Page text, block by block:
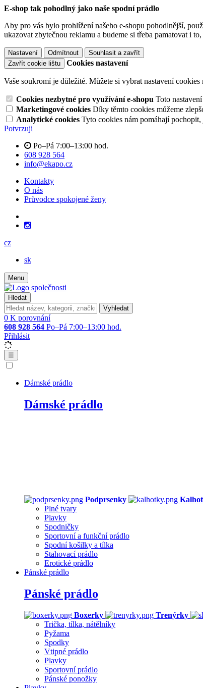
E-shop tak pohodlný jako naše spodní prádlo
Aby pro vás bylo prohlížení našeho e-shopu pohodlnější,
ukazovat zbytečnou reklamu a budeme si třeba pamatovat i
Nastavení Odmítnout
Souhlasit a zavřít
Zavřít cookie lištu
Cookies nastavení
Vaše soukromí je důležité. Můžete si vybrat nastavení cookies
Cookies nezbytné pro využívání e-shopu Toto
Marketingové cookies Díky těmto cookies můžeme
Analytické cookies Tyto cookies nám pomáhají
Potvrzuji
Po–Pá 7:00–13:00 hod.
608 928 564
info@ekapo.cz
Kontakty
O nás
Průvodce spokojené ženy
cz
sk
Menu
Hledat
Vyhledat
0 K porovnání
608 928 564 Po–Pá 7:00–13:00 hod.
Přihlásit
☰
Dámské prádlo
Dámské prádlo
Podprsenky
Plné tvary
Plavky
Spodničky
Sportovní a funkční prádlo
Spodní košilky a tílka
Stahovací prádlo
Erotické prádlo
Pánské prádlo
Pánské prádlo
Boxerky Trenýrky
Trička, tílka, nátělníky
Pyžama
Spodky
Vtipné prádlo
Plavky
Sportovní prádlo
Pánské ponožky